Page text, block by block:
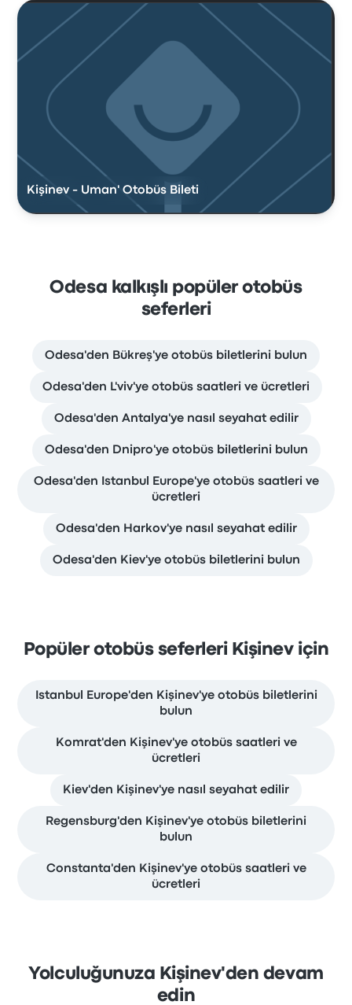
Kişinev - Uman' Otobüs Bileti
Odesa kalkışlı popüler otobüs
seferleri
Odesa'den Bükreş'ye otobüs biletlerini bulun
Odesa'den L'viv'ye otobüs saatleri ve ücretleri
Odesa'den Antalya'ye nasıl seyahat edilir
Odesa'den Dnipro'ye otobüs biletlerini bulun
Odesa'den Istanbul Europe'ye otobüs saatleri ve
ücretleri
Odesa'den Harkov'ye nasıl seyahat edilir
Odesa'den Kiev'ye otobüs biletlerini bulun
Popüler otobüs seferleri Kişinev için
Istanbul Europe'den Kişinev'ye otobüs biletlerini
bulun
Komrat'den Kişinev'ye otobüs saatleri ve
ücretleri
Kiev'den Kişinev'ye nasıl seyahat edilir
Regensburg'den Kişinev'ye otobüs biletlerini
bulun
Constanta'den Kişinev'ye otobüs saatleri ve
ücretleri
Yolculuğunuza Kişinev'den devam
edin